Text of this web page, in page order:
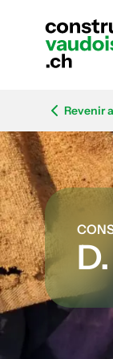
Revenir